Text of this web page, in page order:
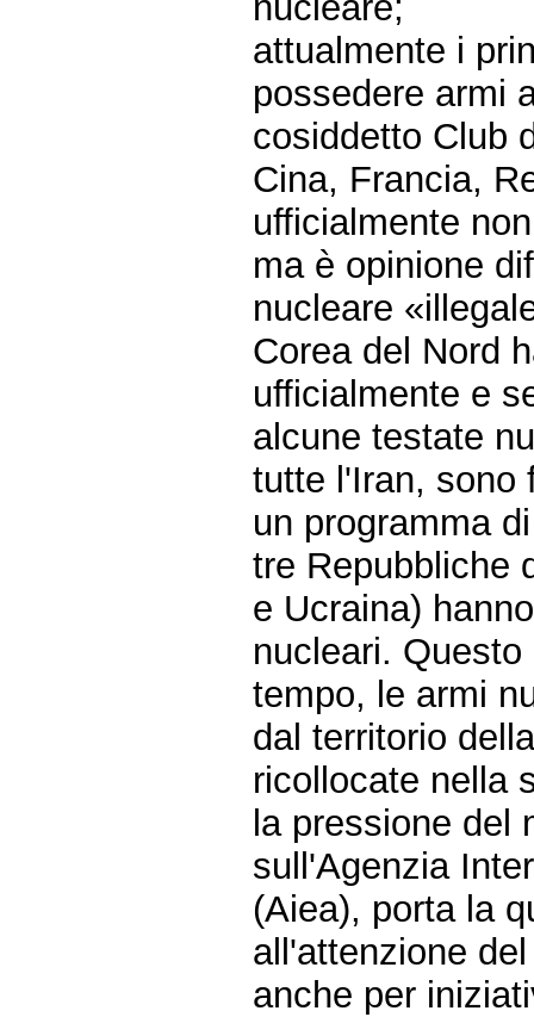
attualmente i
possedere armi
cosiddetto Club
Cina, Francia,
ufficialmente
ma è opinione
nucleare
Corea del Nord
ufficialmente e
alcune testate
tutte l'Iran, sono
un programma
tre Repubbliche
e Ucraina)
nucleari.
tempo, le armi
dal territorio
ricollocate nella
la pressione del
sull'Agenzia
(Aiea), porta la
all'attenzione
anche per